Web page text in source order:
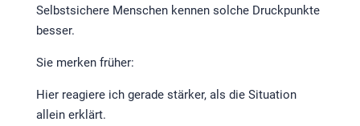
Selbstsichere Menschen kennen solche Druckpunkte
besser.
Sie merken früher:
Hier reagiere ich gerade stärker, als die Situation
allein erklärt.